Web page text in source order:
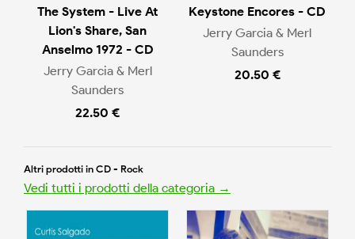
The System - Live At
Lion's Share, San
Anselmo 1972 - CD
Jerry Garcia & Merl
Saunders
22.50 €
Keystone Encores - CD
Jerry Garcia & Merl
Saunders
20.50 €
Altri prodotti in CD - Rock
Vedi tutti i prodotti della categoria →